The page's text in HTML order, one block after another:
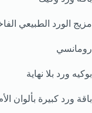
مزيج الورد الطبيعي
رومانسي
بوكيه ورد بلا نهاية
باقة ورد كبيرة بألوان